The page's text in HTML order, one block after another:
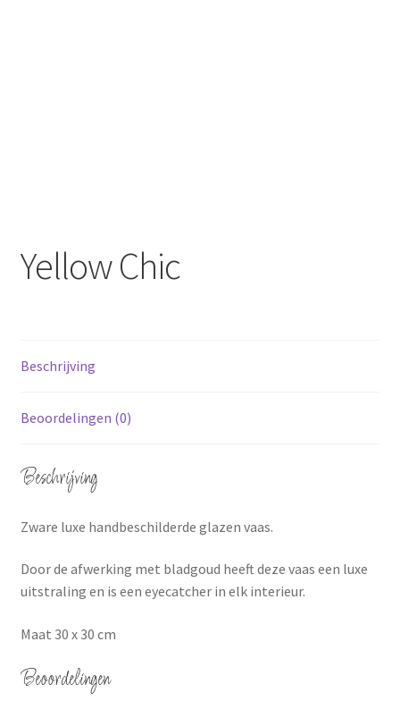
Yellow Chic
Beschrijving
Beoordelingen (0)
Beschrijving
Zware luxe handbeschilderde glazen vaas.
Door de afwerking met bladgoud heeft deze vaas een luxe
uitstraling en is een eyecatcher in elk interieur.
Maat 30 x 30 cm
Beoordelingen